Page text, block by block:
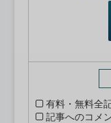
有料・無料全
記事へのコメ